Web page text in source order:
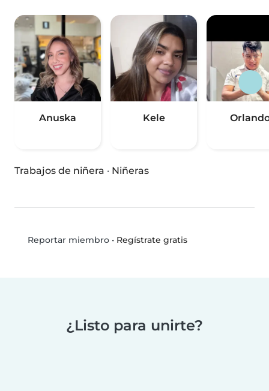
Anuska Kele
Trabajos de niñera · Niñeras
Reportar miembro• Regístrate gratis
¿Listo para unirte?